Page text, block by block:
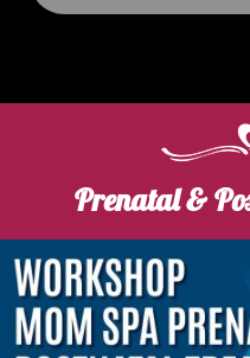
Prenatal &